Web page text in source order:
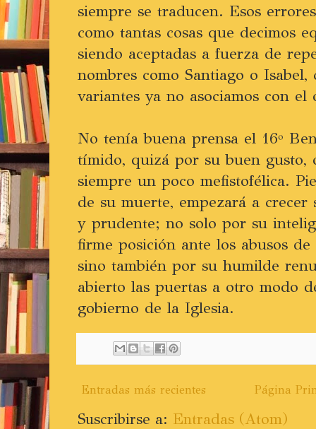
siempre se traducen. Esos
como tantas cosas que decimos
siendo aceptadas a fuerza de
nombres como Santiago o Isabel,
variantes ya no asociamos con el
No tenía buena prensa el 16º
tímido, quizá por su buen gusto,
siempre un poco mefistofélica.
de su muerte, empezará a crecer
y prudente; no solo por su
firme posición ante los abusos de
sino también por su humilde
abierto las puertas a otro modo
gobierno de la Iglesia.
Entradas más recientes Página
Suscribirse a: Entradas (Atom)